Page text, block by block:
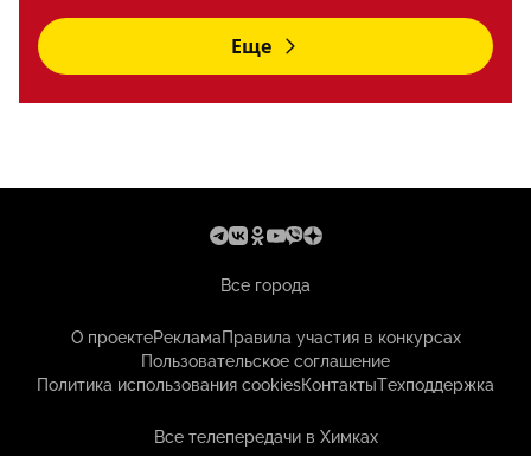
Еще
Все города
О проектеРекламаПравила участия в конкурсах
Пользовательское соглашение
Политика использования cookiesКонтактыТехподдержка
Все телепередачи в Химках